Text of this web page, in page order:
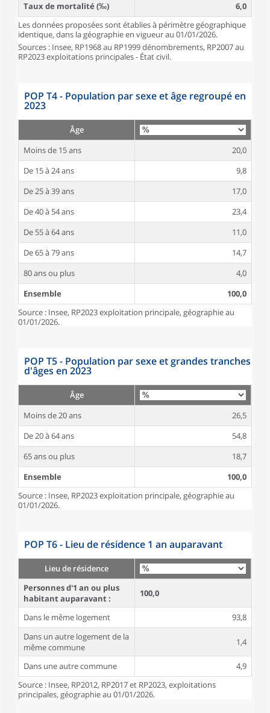
Taux de mortalité (‰)
6,0
Les données proposées sont établies à périmètre géographique
identique, dans la géographie en vigueur au 01/01/2026.
Sources : Insee, RP1968 au RP1999 dénombrements, RP2007 au
RP2023 exploitations principales - État civil.
POP T4 - Population par sexe et âge regroupé en
2023
Âge
Moins de 15 ans
20,0
De 15 à 24 ans
9,8
De 25 à 39 ans
17,0
De 40 à 54 ans
23,4
De 55 à 64 ans
11,0
De 65 à 79 ans
14,7
80 ans ou plus
4,0
Ensemble
100,0
Source : Insee, RP2023 exploitation principale, géographie au
01/01/2026.
POP T5 - Population par sexe et grandes tranches
d'âges en 2023
Âge
Moins de 20 ans
26,5
De 20 à 64 ans
54,8
65 ans ou plus
18,7
Ensemble
100,0
Source : Insee, RP2023 exploitation principale, géographie au
01/01/2026.
POP T6 - Lieu de résidence 1 an auparavant
Lieu de résidence
Personnes d'1 an ou plus
habitant auparavant :
100,0
Dans le même logement
93,8
Dans un autre logement de la
même commune
1,4
Dans une autre commune
4,9
Source : Insee, RP2012, RP2017 et RP2023, exploitations
principales, géographie au 01/01/2026.